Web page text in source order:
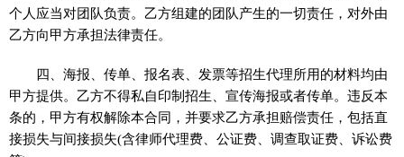
个人应当对团队负责。乙方组建的团队产生的一切责任，对外由
乙方向甲方承担法律责任。
四、海报、传单、报名表、发票等招生代理所用的材料均由
甲方提供。乙方不得私自印制招生、宣传海报或者传单。违反本
条的，甲方有权解除本合同，并要求乙方承担赔偿责任，包括直
接损失与间接损失(含律师代理费、公证费、调查取证费、诉讼费